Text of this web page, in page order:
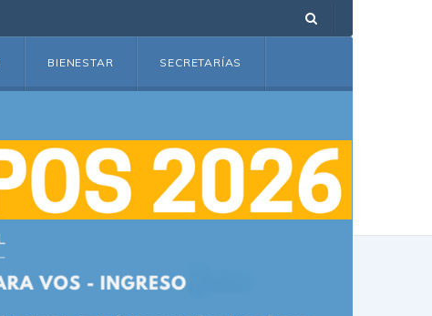
BIENESTAR SECRETARÍAS